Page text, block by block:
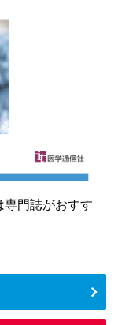
専門誌がおすす